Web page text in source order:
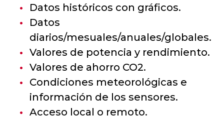
Datos históricos con gráficos.
Datos
diarios/mesuales/anuales/globales.
Valores de potencia y rendimiento.
Valores de ahorro CO2.
Condiciones meteorológicas e
información de los sensores.
Acceso local o remoto.